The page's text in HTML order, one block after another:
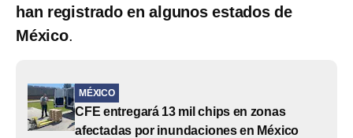
han registrado en algunos estados de
México.
MÉXICO
CFE entregará 13 mil chips en zonas
afectadas por inundaciones en México